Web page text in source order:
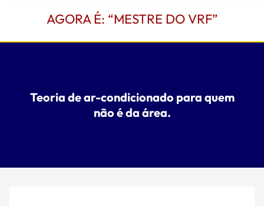
AGORA É: “MESTRE DO VRF”
Teoria de ar-condicionado para quem
não é da área.